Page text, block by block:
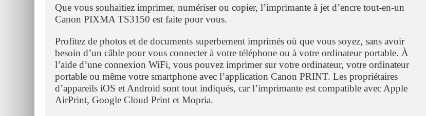
Que vous souhaitiez imprimer, numériser ou copier, l’imprimante à jet d’encre tout-en-un
Canon PIXMA TS3150 est faite pour vous.
Profitez de photos et de documents superbement imprimés où que vous soyez, sans avoir
besoin d’un câble pour vous connecter à votre téléphone ou à votre ordinateur portable. À
l’aide d’une connexion WiFi, vous pouvez imprimer sur votre ordinateur, votre ordinateur
portable ou même votre smartphone avec l’application Canon PRINT. Les propriétaires
d’appareils iOS et Android sont tout indiqués, car l’imprimante est compatible avec Apple
AirPrint, Google Cloud Print et Mopria.